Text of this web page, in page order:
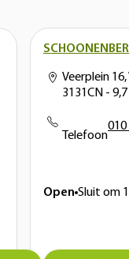
Veerplein
3131CN -
Telefoon
010
Open Sluit om